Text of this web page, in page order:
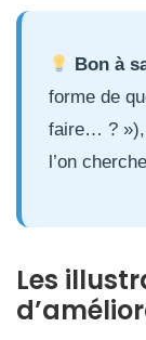
Bon à
forme de
faire… ? »),
l’on
Les